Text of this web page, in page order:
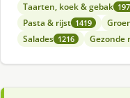
Taarten, koek & gebak
Pasta & rijst 1419
Salades 1216 Gezonde